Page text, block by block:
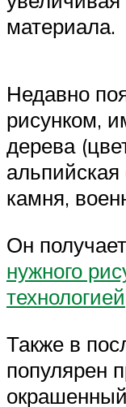
материала.
Недавно
рисунком,
дерева
альпийская
камня,
Он
нужного
технологией
Также в
популярен